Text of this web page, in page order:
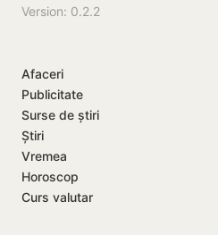
Version: 0.2.2
Afaceri
Publicitate
Surse de știri
Știri
Vremea
Horoscop
Curs valutar